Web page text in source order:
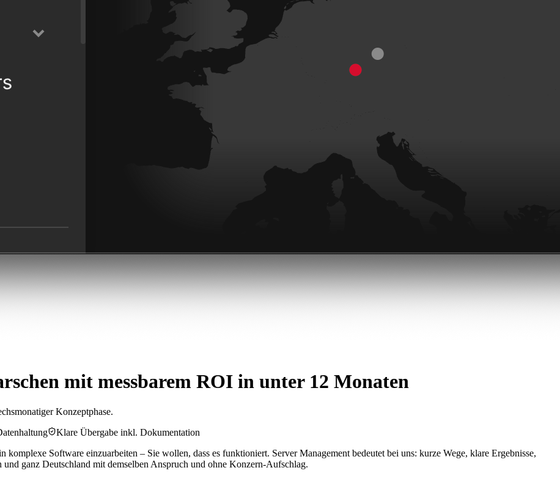
mit messbarem ROI in unter 12 Monaten
Konzeptphase.
Klare Übergabe inkl. Dokumentation
Software einzuarbeiten – Sie wollen, dass es funktioniert. Server Management bedeutet bei uns: kurze Wege, klare Ergebnisse,
ganz Deutschland mit demselben Anspruch und ohne Konzern-Aufschlag.